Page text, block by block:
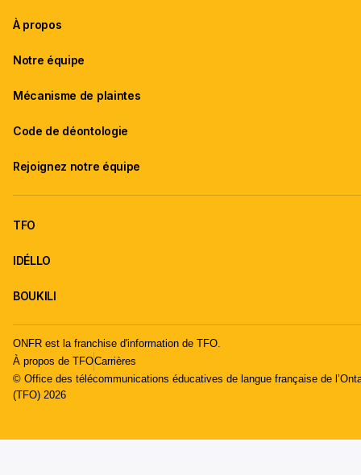
À propos
Notre équipe
Mécanisme de plaintes
Code de déontologie
Rejoignez notre équipe
TFO
IDÉLLO
BOUKILI
ONFR est la franchise d'information de TFO.
À propos de TFOCarrières
© Office des télécommunications éducatives de langue française de
(TFO) 2026